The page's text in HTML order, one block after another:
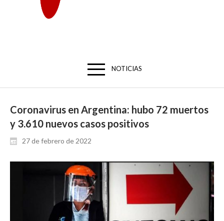
NOTICIAS
Coronavirus en Argentina: hubo 72 muertos
y 3.610 nuevos casos positivos
27 de febrero de 2022